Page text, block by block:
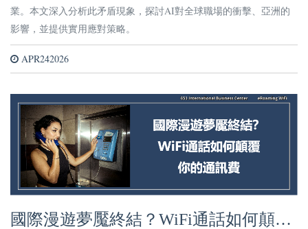
業。本文深入分析此矛盾現象，探討AI對全球職場的衝擊、亞洲的
影響，並提供實用應對策略。
APR242026
國際漫遊夢魘終結？WiFi通話如何顛覆